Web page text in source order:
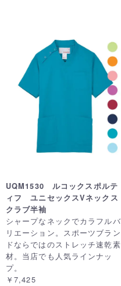
UQM1530 ルコックスポルテ
ィフ ユニセックスVネックス
クラブ半袖
シャープなネックでカラフルバ
リエーション。スポーツブラン
ドならではのストレッチ速乾素
材。当店でも人気ラインナッ
プ。
￥7,425